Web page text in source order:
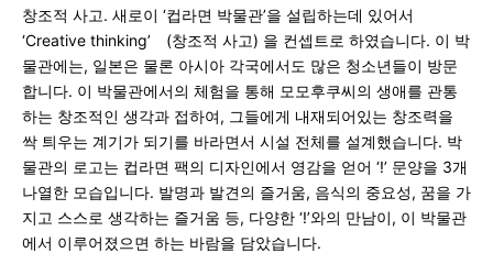
창조적 사고. 새로이 ‘컵라면 박물관’을 설립하는데 있어서
‘Creative thinking’ (창조적 사고) 을 컨셉트로 하였습니다. 이 박
물관에는, 일본은 물론 아시아 각국에서도 많은 청소년들이 방문
합니다. 이 박물관에서의 체험을 통해 모모후쿠씨의 생애를 관통
하는 창조적인 생각과 접하여, 그들에게 내재되어있는 창조력을
싹 틔우는 계기가 되기를 바라면서 시설 전체를 설계했습니다. 박
물관의 로고는 컵라면 팩의 디자인에서 영감을 얻어 ‘!’ 문양을 3개
나열한 모습입니다. 발명과 발견의 즐거움, 음식의 중요성, 꿈을 가
지고 스스로 생각하는 즐거움 등, 다양한 ‘!’와의 만남이, 이 박물관
에서 이루어졌으면 하는 바람을 담았습니다.